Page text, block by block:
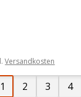
Versandkosten
1 2 3 4